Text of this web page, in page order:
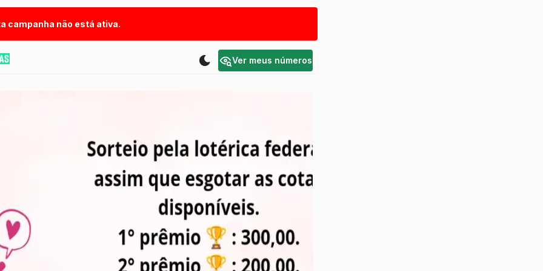
campanha não está ativa.
Ver meus números